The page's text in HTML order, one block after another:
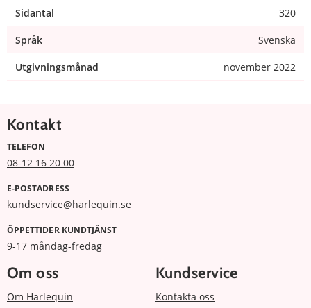
Sidantal 320
Språk Svenska
Utgivningsmånad november 2022
Kontakt
TELEFON
08-12 16 20 00
E-POSTADRESS
kundservice@harlequin.se
ÖPPETTIDER KUNDTJÄNST
9-17 måndag-fredag
Om oss
Om Harlequin
Kundservice
Kontakta oss